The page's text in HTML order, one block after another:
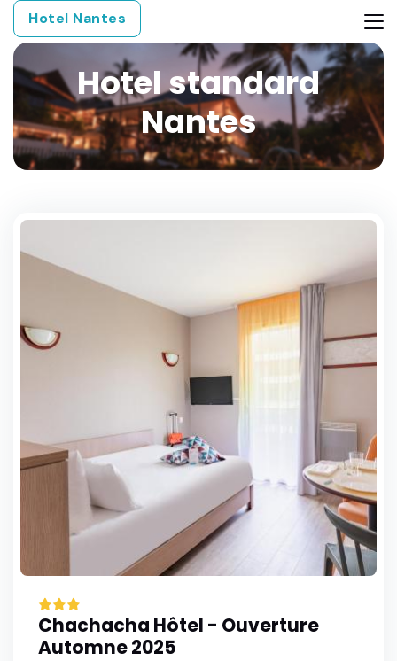
Hotel Nantes
Hotel standard
Nantes
Chachacha Hôtel - Ouverture
Automne 2025